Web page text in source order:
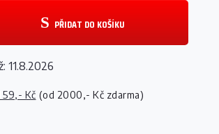
59,- Kč (od 2000,- Kč zdarma)
PŘIDAT DO KOŠÍKU
11.8.2026